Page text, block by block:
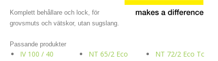
Komplett behållare och lock, för
grovsmuts och vätskor, utan sugslang.
Passande produkter
IV 100 / 40
NT 65/2 Eco
NT 72/2 Eco Tc